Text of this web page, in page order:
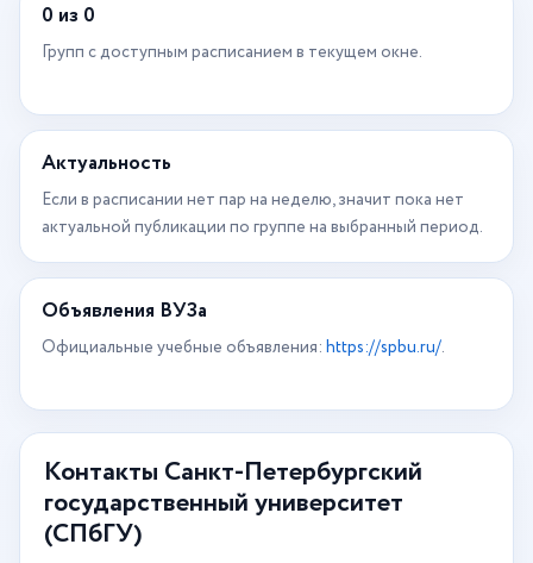
0 из 0
Групп с доступным расписанием в текущем окне.
Актуальность
Если в расписании нет пар на неделю, значит пока нет
актуальной публикации по группе на выбранный период.
Объявления ВУЗа
Официальные учебные объявления: https://spbu.ru/.
Контакты Санкт-Петербургский
государственный университет
(СПбГУ)